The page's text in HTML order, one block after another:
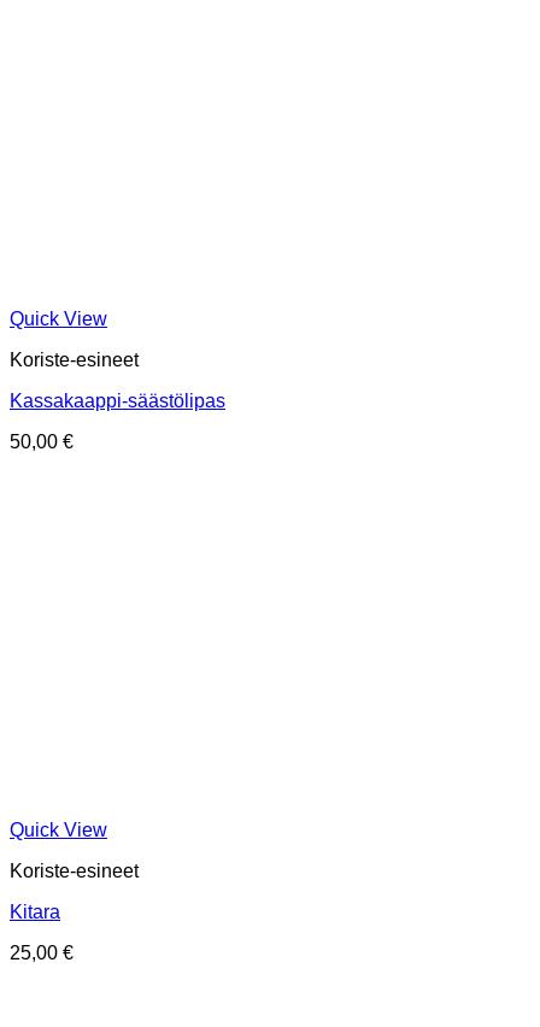
Quick View
Koriste-esineet
Kassakaappi-säästölipas
50,00 €
Quick View
Koriste-esineet
Kitara
25,00 €